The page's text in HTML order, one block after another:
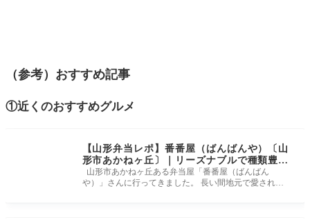
（参考）おすすめ記事
①近くのおすすめグルメ
【山形弁当レポ】番番屋（ばんばんや）〔山
形市あかねヶ丘〕｜リーズナブルで種類豊富
なお弁当屋さん
山形市あかねヶ丘ある弁当屋「番番屋（ばんばん
や）」さんに行ってきました。 長い間地元で愛されて